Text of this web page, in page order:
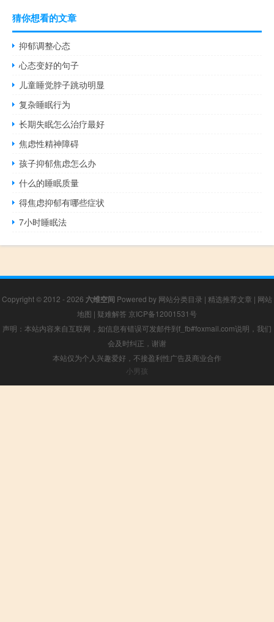
猜你想看的文章
抑郁调整心态
心态变好的句子
儿童睡觉脖子跳动明显
复杂睡眠行为
长期失眠怎么治疗最好
焦虑性精神障碍
孩子抑郁焦虑怎么办
什么的睡眠质量
得焦虑抑郁有哪些症状
7小时睡眠法
Copyright © 2012 - 2026 六维空间 Powered by 网站分类目录 | 精选推荐文章 | 网站
地图 | 疑难解答 京ICP备12001531号
声明：本站内容来自互联网，如信息有错误可发邮件到f_fb#foxmail.com说明，我们
会及时纠正，谢谢
本站仅为个人兴趣爱好，不接盈利性广告及商业合作
小男孩